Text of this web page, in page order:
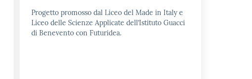
Progetto promosso dal Liceo del Made in Italy e
Liceo delle Scienze Applicate dell’Istituto Guacci
di Benevento con Futuridea.